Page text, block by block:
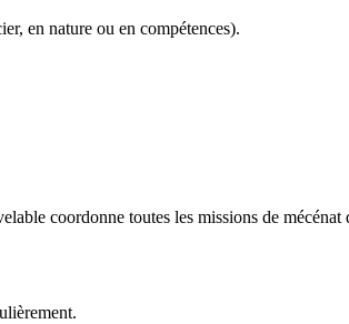
en nature ou en compétences).
coordonne toutes les missions de